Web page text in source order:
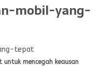
mobil-yang-
mencegah keausan